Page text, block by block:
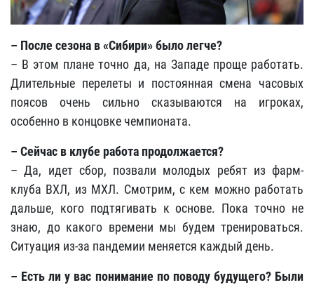
– После сезона в «Сибири» было легче?
– В этом плане точно да, на Западе проще работать.
Длительные перелеты и постоянная смена часовых
поясов очень сильно сказываются на игроках,
особенно в концовке чемпионата.
– Сейчас в клубе работа продолжается?
– Да, идет сбор, позвали молодых ребят из фарм-
клуба ВХЛ, из МХЛ. Смотрим, с кем можно работать
дальше, кого подтягивать к основе. Пока точно не
знаю, до какого времени мы будем тренироваться.
Ситуация из-за пандемии меняется каждый день.
– Есть ли у вас понимание по поводу будущего? Были